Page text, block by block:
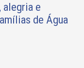
alegria e
de Água